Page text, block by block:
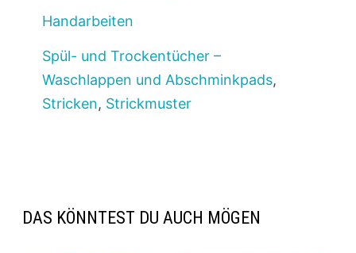
Handarbeiten
Spül- und Trockentücher –
Waschlappen und Abschminkpads,
Stricken, Strickmuster
DAS KÖNNTEST DU AUCH MÖGEN